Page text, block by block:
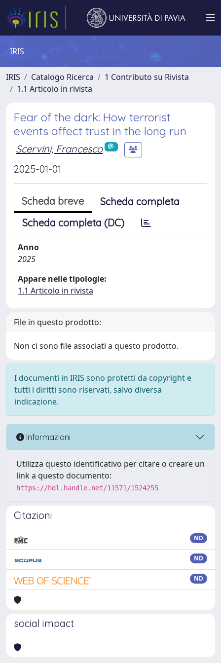
IRIS
IRIS Catalogo Ricerca
1 Contributo su Rivista
1.1 Articolo in rivista
Fear of the dark: How terrorist
events affect trust in the long run
Scervini, Francesco
2025-01-01
Scheda breve
Scheda completa
Scheda completa (DC)
Anno
2025
Appare nelle tipologie:
1.1 Articolo in rivista
File in questo prodotto:
Non ci sono file associati a questo prodotto.
I documenti in IRIS sono protetti da copyright e
tutti i diritti sono riservati, salvo diversa
indicazione.
Informazioni
Utilizza questo identificativo per citare o creare un
link a questo documento:
https://hdl.handle.net/11571/1524255
Citazioni
ND
ND
ND
social impact